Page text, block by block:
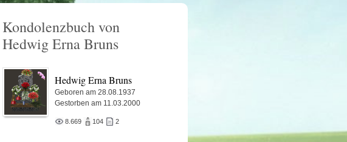
Kondolenzbuch von
Hedwig Erna Bruns
Hedwig Erna Bruns
Geboren am 28.08.1937
Gestorben am 11.03.2000
8.669 104 2